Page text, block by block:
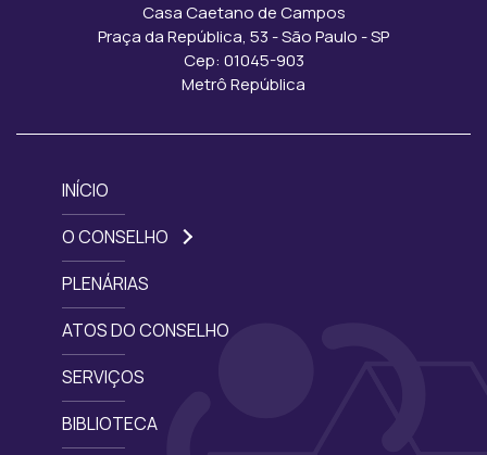
Casa Caetano de Campos
Praça da República, 53 - São Paulo - SP
Cep: 01045-903
Metrô República
INÍCIO
O CONSELHO
PLENÁRIAS
ATOS DO CONSELHO
SERVIÇOS
BIBLIOTECA